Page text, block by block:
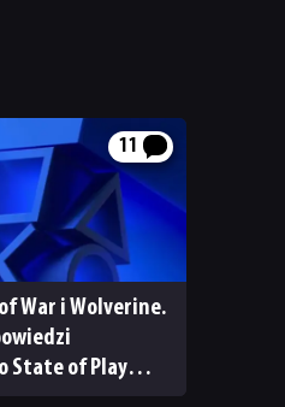
11
War i Wolverine.
State of Play